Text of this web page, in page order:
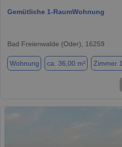
Gemütliche 1-RaumWohnung
Bad Freienwalde (Oder), 16259
Wohnung ca. 36,00 m² Zimmer 1